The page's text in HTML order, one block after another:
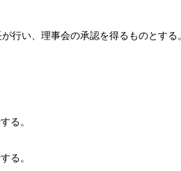
行い、理事会の承認を得るものとする。
る。
る。